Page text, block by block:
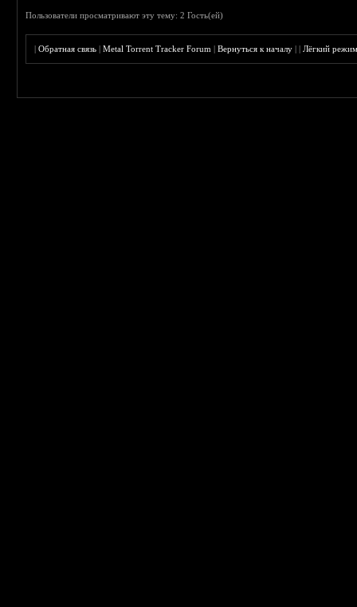
Пользователи просматривают эту тему: 2 Гость(ей)
|Обратная связь |Metal Torrent Tracker Forum |Вернуться к началу ||Лёгкий